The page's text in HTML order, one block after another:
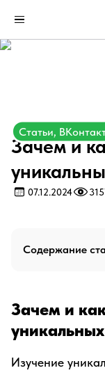
Статьи,
Зачем и
07.12.2024
Содержание
Зачем и
Изучение